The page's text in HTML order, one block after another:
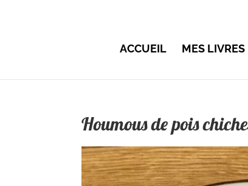
ACCUEIL MES LIVRES
Houmous de pois